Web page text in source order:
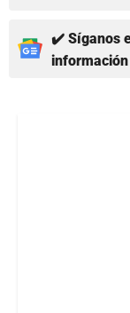
✔️ Síganos